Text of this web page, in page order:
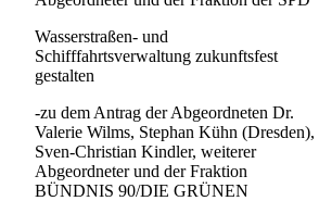
Wasserstraßen- und
Schifffahrtsverwaltung zukunftsfest
gestalten
-zu dem Antrag der Abgeordneten Dr.
Valerie Wilms, Stephan Kühn (Dresden),
Sven-Christian Kindler, weiterer
Abgeordneter und der Fraktion
BÜNDNIS 90/DIE GRÜNEN